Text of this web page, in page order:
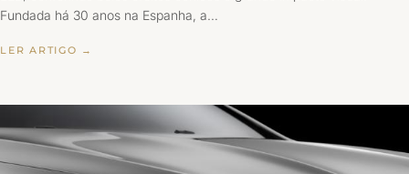
Fundada há 30 anos na Espanha, a…
LER ARTIGO →